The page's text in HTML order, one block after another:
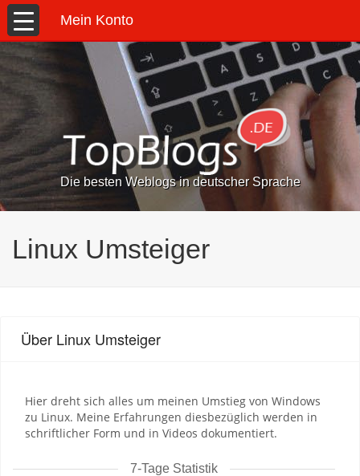
Mein Konto
Die besten Weblogs in deutscher Sprache
Linux Umsteiger
Über Linux Umsteiger
Hier dreht sich alles um meinen Umstieg von Windows
zu Linux. Meine Erfahrungen diesbezüglich werden in
schriftlicher Form und in Videos dokumentiert.
7-Tage Statistik